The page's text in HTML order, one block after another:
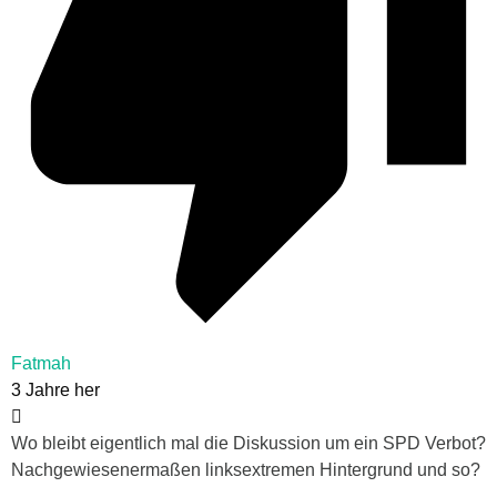
Fatmah
3 Jahre her
Wo bleibt eigentlich mal die Diskussion um ein SPD Verbot?
Nachgewiesenermaßen linksextremen Hintergrund und so?